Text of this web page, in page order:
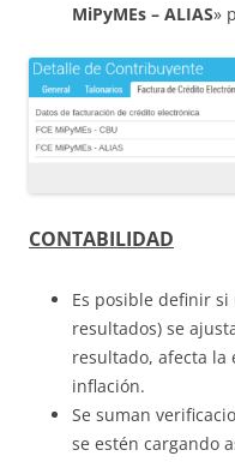
MiPyMEs – ALIAS»
CONTABILIDAD
Es posible definir
resultados) se
resultado, afecta la
inflación.
Se suman
se estén cargando